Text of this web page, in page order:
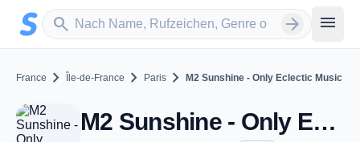
Zum Hauptinhalt springen
search
Sender suchen arrow_forward menu
France chevron_right Île-de-France chevron_right Paris chevron_right M2 Sunshine - Only Eclectic Music
M2 Sunshine - Only Eclectic Music - Paris